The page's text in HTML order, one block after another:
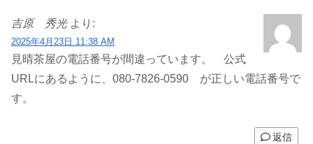
吉原 秀光 より:
2025年4月23日 11:38 AM
見晴茶屋の電話番号が間違っています。 公式
URLにあるように、080-7826-0590 が正しい電話番号で
す。
返信